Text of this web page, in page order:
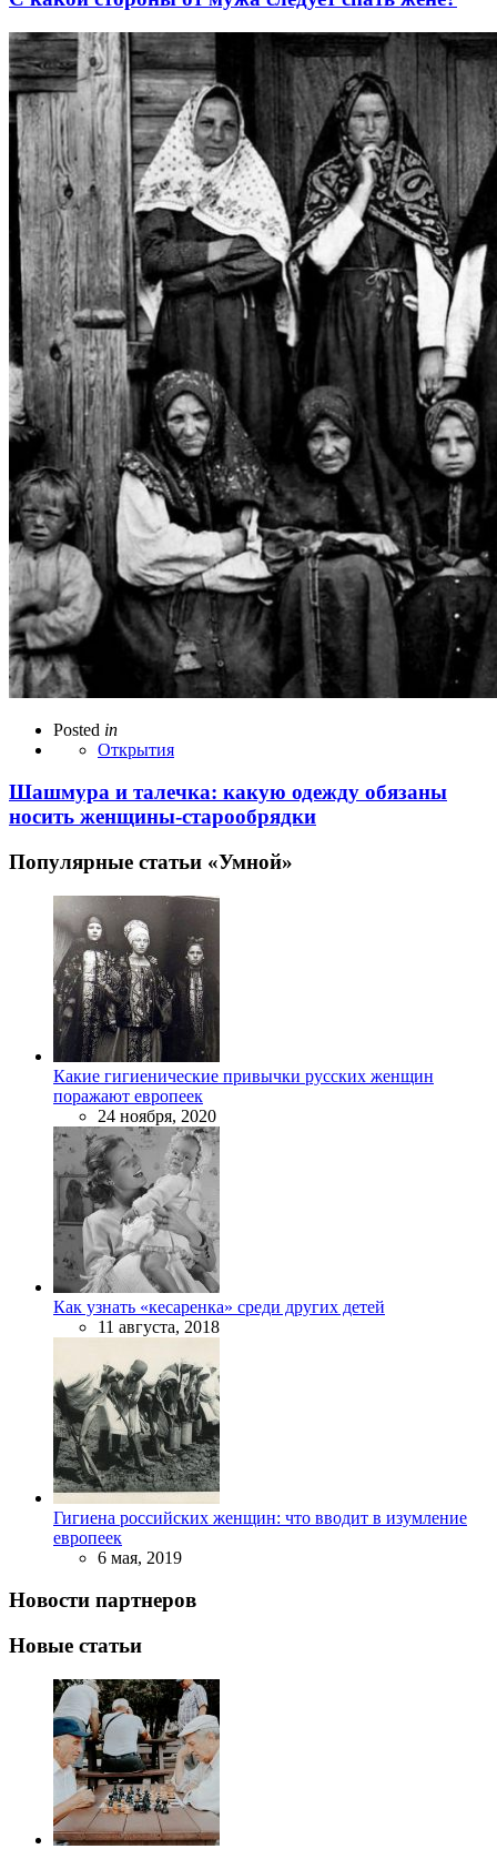
Posted in
Открытия
Шашмура и талечка: какую одежду обязаны
носить женщины-старообрядки
Популярные статьи «Умной»
Какие гигиенические привычки русских женщин
поражают европеек
24 ноября, 2020
Как узнать «кесаренка» среди других детей
11 августа, 2018
Гигиена российских женщин: что вводит в изумление
европеек
6 мая, 2019
Новости партнеров
Новые статьи